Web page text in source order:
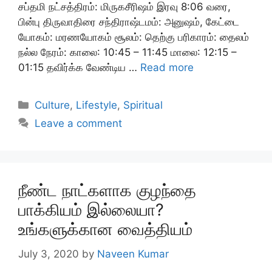
சப்தமி நட்சத்திரம்: மிருகசீரிஷம் இரவு 8:06 வரை,
பின்பு திருவாதிரை சந்திராஷ்டமம்: அனுஷம், கேட்டை
யோகம்: மரணயோகம் சூலம்: தெற்கு பரிகாரம்: தைலம்
நல்ல நேரம்: காலை: 10:45 – 11:45 மாலை: 12:15 –
01:15 தவிர்க்க வேண்டிய … Read more
Categories
Culture, Lifestyle, Spiritual
Leave a comment
நீண்ட நாட்களாக குழந்தை
பாக்கியம் இல்லையா?
உங்களுக்கான வைத்தியம்
July 3, 2020 by Naveen Kumar